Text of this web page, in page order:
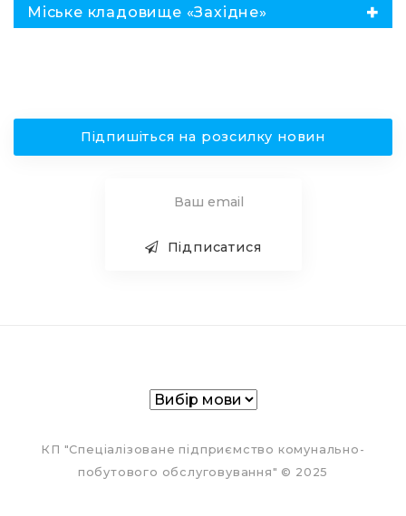
✖
Міське кладовище «Західне»
Підпишіться на розсилку новин
Підписатися
КП "Спеціалізоване підприємство комунально-
побутового обслуговування" © 2025